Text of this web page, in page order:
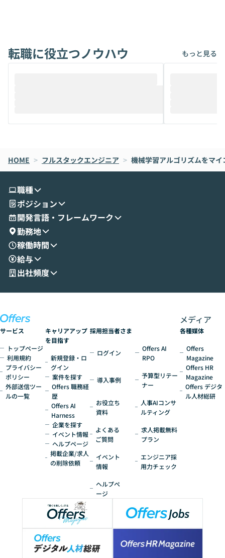
けでなく、想像以上の範囲まで自動化でき
ることは、まだあまり知られていません。
メルカリでの判断基準をもとに「なぜClau
oworkの基本的な機能をご紹介いただきま
す。 続く公開デモでは、実際にCoworkを
せいただきます。数分でワークフローが完
成する手軽さや、Gmail等の外部サービス
とセキュアに連携できるポイントなど、実
演を通じて具体的なイメージをお届けしま
す。 後半のディスカッションでは、セキュ
リティの考え方や社内導入の進め方など、
現場目線でさらに深掘りしていきます。
「自分の業務をAIで自動化してみたいけ
いう方にこそ参加いただきたいイベントで
は、評判では
ているAIを選ぶこ
それぞれの本当
は、LLMのフル
ント構築の最前
転職に役立つノウハウ もっと見る
HOME > フルスタックエンジニア > 機械学習アルゴリズムをマ
職種
ポジション
開発言語・フレームワーク
勤務地
稼働時間
給与
出社頻度
サービス
トップページ
利用規約
プライバシー
ポリシー
外部送信ツー
ルの一覧
キャリアアップ
を目指す
新規登録・ロ
グイン
案件を探す
Offers 職務経
歴
Offers AI
Harness
企業を探す
イベント情報
ヘルプページ
掲載企業/求人
の削除依頼
採用担当者さま
ログイン
導入事例
お役立ち
資料
よくある
ご質問
イベント
情報
ヘルプペ
ージ
Offers AI
RPO
予算型リテー
ナー
人事AIコンサ
ルティング
求人掲載無料
プラン
エンジニア採
用力チェック
メディア
各種媒体
Offers
Magazine
Offers HR
Magazine
Offers デジタ
ル人材総研